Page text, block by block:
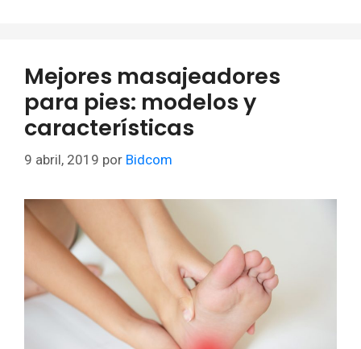
Mejores masajeadores
para pies: modelos y
características
9 abril, 2019 por Bidcom